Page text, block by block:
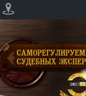
СУДЕБНЫХ